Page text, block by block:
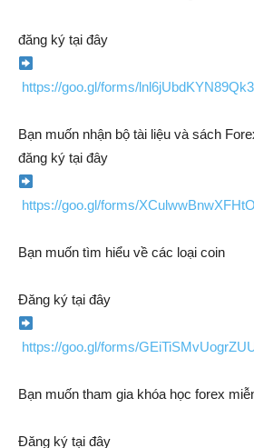
đăng ký tại đây
https://goo.gl/forms/
Bạn muốn nhận bộ tài liệu và sách
đăng ký tại đây
https://goo.gl/forms/
Bạn muốn tìm hiểu về các loại coin
Đăng ký tại đây
https://goo.gl/forms/
Bạn muốn tham gia khóa học forex
Đăng ký tại đây